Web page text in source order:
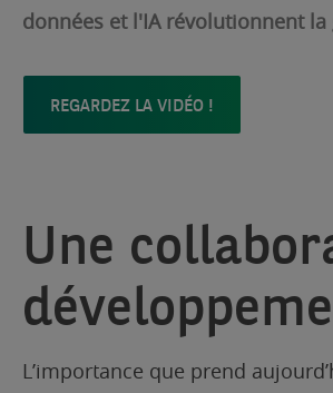
données et l'IA révolutionnent
REGARDEZ LA VIDÉO !
Une
L’importance que prend